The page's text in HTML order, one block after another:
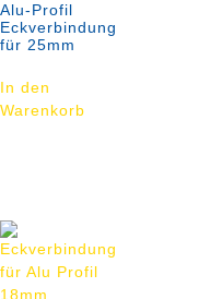
Alu-Profil
Eckverbindung
für 25mm
In den
Warenkorb